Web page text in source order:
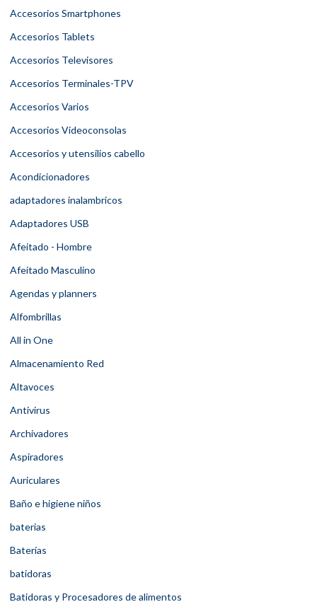
Accesorios Smartphones
Accesorios Tablets
Accesorios Televisores
Accesorios Terminales-TPV
Accesorios Varios
Accesorios Videoconsolas
Accesorios y utensilios cabello
Acondicionadores
adaptadores inalambricos
Adaptadores USB
Afeitado - Hombre
Afeitado Masculino
Agendas y planners
Alfombrillas
All in One
Almacenamiento Red
Altavoces
Antivirus
Archivadores
Aspiradores
Auriculares
Baño e higiene niños
baterias
Baterías
batidoras
Batidoras y Procesadores de alimentos